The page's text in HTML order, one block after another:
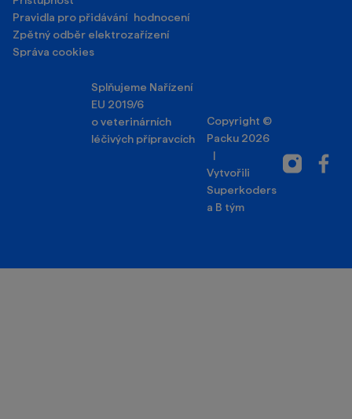
Pravidla pro přidávání hodnocení
Zpětný odběr elektrozařízení
Správa cookies
Splňujeme Nařízení
EU 2019/6
o veterinárních
léčivých přípravcích
Copyright ©
Packu 2026
|
Vytvořili
Superkoders
a B tým
Instagram